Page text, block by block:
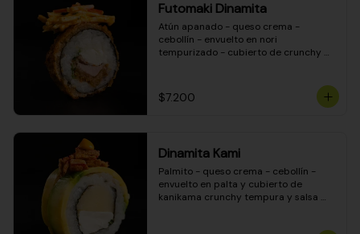
Futomaki Dinamita
Atún apanado - queso crema -
cebollín - envuelto en nori
tempurizado - cubierto de crunchy
$7.200
Dinamita Kami
Palmito - queso crema - cebollín -
envuelto en palta y cubierto de
kanikama crunchy tempura y salsa